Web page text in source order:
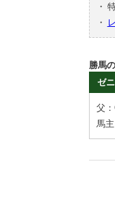
・
・
勝馬
ゼ
父
馬